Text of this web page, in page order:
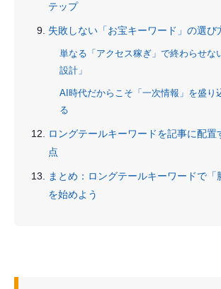
テップ
失敗しない「お宝キーワード」の選び
単なる「アクセス稼ぎ」で終わらせな
設計」
AI時代だからこそ「一次情報」を盛り
る
ロングテールキーワードを記事に配置
点
まとめ：ロングテールキーワードで「
を始めよう